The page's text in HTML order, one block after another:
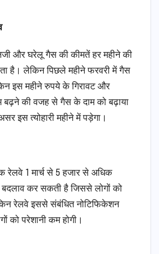
और घरेलू गैस की कीमतें हर महीने की
है। लेकिन पिछले महीने फरवरी में गैस
इस महीने रुपये के गिरावट और
बढ़ने की वजह से गैस के दाम को बढ़ाया
इस त्योहारी महीने में पड़ेगा।
रेलवे 1 मार्च से 5 हजार से अधिक
कर सकती है जिससे लोगों को
रेलवे इससे संबंधित नोटिफिकेशन
को परेशानी कम होगी।